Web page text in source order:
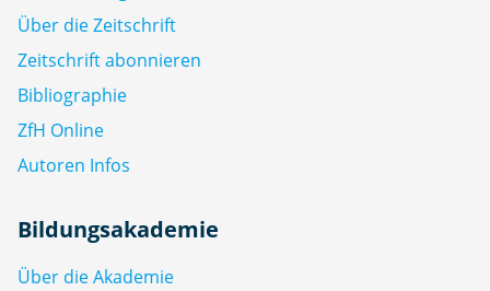
Über die Zeitschrift
Zeitschrift abonnieren
Bibliographie
ZfH Online
Autoren Infos
Bildungsakademie
Über die Akademie